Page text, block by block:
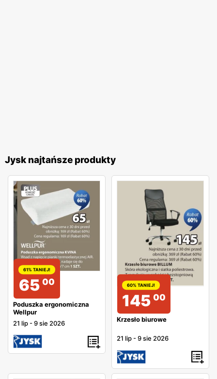
Jysk najtańsze produkty
61% TANIEJ!
65 00
Poduszka ergonomiczna
Wellpur
21 lip -9 sie 2026
60% TANIEJ!
145 00
Krzesło biurowe
21 lip -9 sie 2026